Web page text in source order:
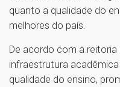
quanto a qualidade do
melhores do país.
De acordo com a reitoria
infraestrutura
qualidade do ensino,